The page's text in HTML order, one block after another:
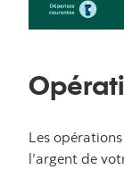
Les
l’argent de